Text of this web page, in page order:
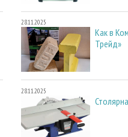
28.11.2025
Как в
Трейд»
28.11.2025